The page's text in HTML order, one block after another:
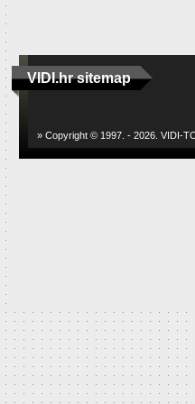
VIDI.hr sitemap
» Copyright © 1997. - 2026. VIDI-